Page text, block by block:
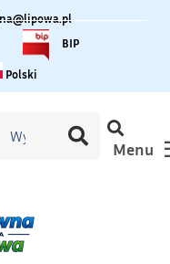
BIP
języka na polski
Polski
Menu